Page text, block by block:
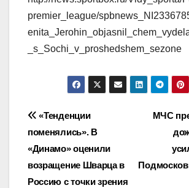
premier_league/
_s_Sochi_v_proshedshem_sezone
Навигация
по
записям
МЧС
«Тенденции
поменялись». В
«Динамо» оценили
возращение Шварца в
Россию с точки зрения